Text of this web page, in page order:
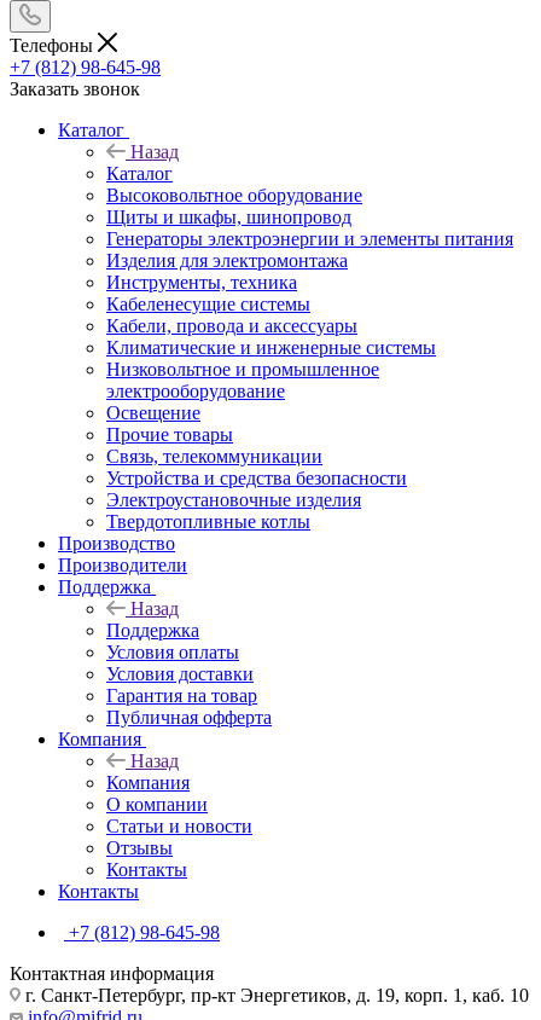
Телефоны
+7 (812) 98-645-98
Заказать звонок
Каталог
Назад
Каталог
Высоковольтное оборудование
Щиты и шкафы, шинопровод
Генераторы электроэнергии и элементы питания
Изделия для электромонтажа
Инструменты, техника
Кабеленесущие системы
Кабели, провода и аксессуары
Климатические и инженерные системы
Низковольтное и промышленное
электрооборудование
Освещение
Прочие товары
Связь, телекоммуникации
Устройства и средства безопасности
Электроустановочные изделия
Твердотопливные котлы
Производство
Производители
Поддержка
Назад
Поддержка
Условия оплаты
Условия доставки
Гарантия на товар
Публичная офферта
Компания
Назад
Компания
О компании
Статьи и новости
Отзывы
Контакты
Контакты
+7 (812) 98-645-98
Контактная информация
г. Санкт-Петербург, пр-кт Энергетиков, д. 19, корп. 1, каб. 10